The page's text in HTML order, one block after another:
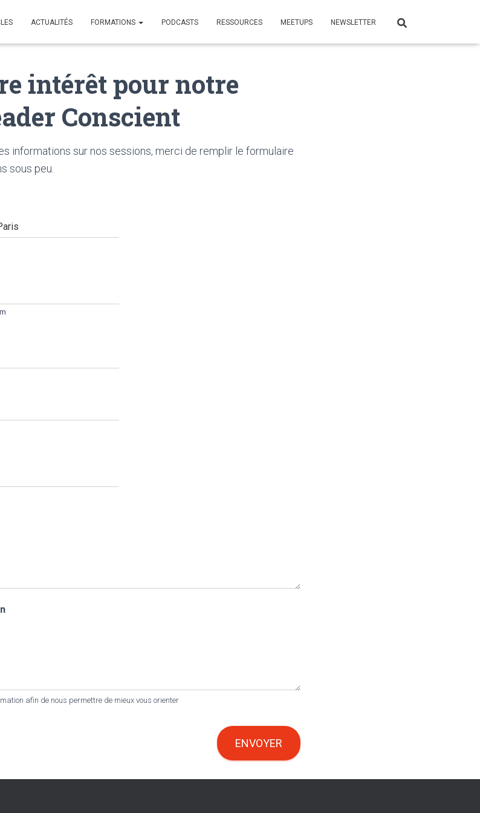
ACTUALITÉS FORMATIONS PODCASTS RESSOURCES MEETUPS NEWSLETTER
intérêt pour notre
Conscient
informations sur nos sessions, merci de remplir le formulaire
sous peu.
afin de nous permettre de mieux vous orienter
ENVOYER